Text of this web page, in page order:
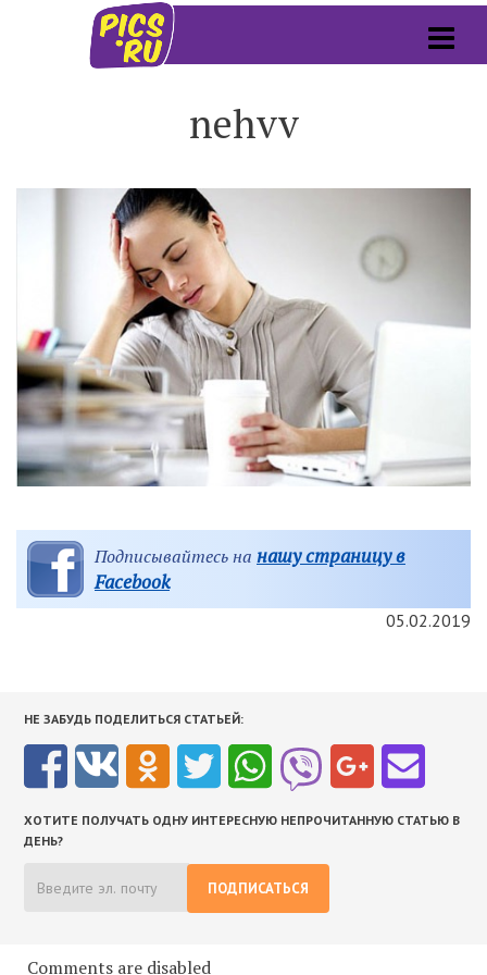
nehvv
Подписывайтесь на нашу страницу в
Facebook
05.02.2019
НЕ ЗАБУДЬ ПОДЕЛИТЬСЯ СТАТЬЕЙ:
ХОТИТЕ ПОЛУЧАТЬ ОДНУ ИНТЕРЕСНУЮ НЕПРОЧИТАННУЮ СТАТЬЮ В
ДЕНЬ?
ПОДПИСАТЬСЯ
Comments are disabled